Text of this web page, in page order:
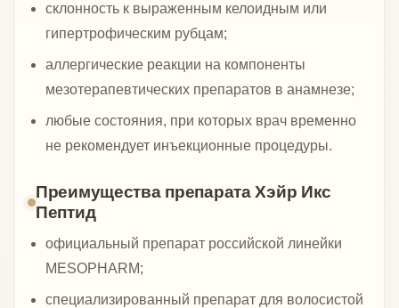
склонность к выраженным келоидным или
гипертрофическим рубцам;
аллергические реакции на компоненты
мезотерапевтических препаратов в анамнезе;
любые состояния, при которых врач временно
не рекомендует инъекционные процедуры.
Преимущества препарата Хэйр Икс
Пептид
официальный препарат российской линейки
MESOPHARM;
специализированный препарат для волосистой